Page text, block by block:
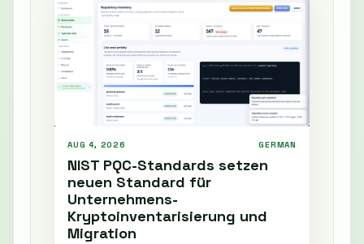
AUG 4, 2026 GERMAN
NIST PQC-Standards setzen
neuen Standard für
Unternehmens-
Kryptoinventarisierung und
Migration